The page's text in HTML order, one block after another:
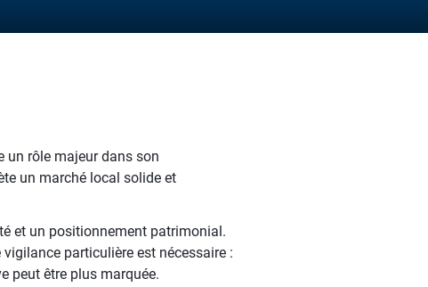
un rôle majeur dans son
un marché local solide et
et un positionnement patrimonial.
particulière est nécessaire :
peut être plus marquée.